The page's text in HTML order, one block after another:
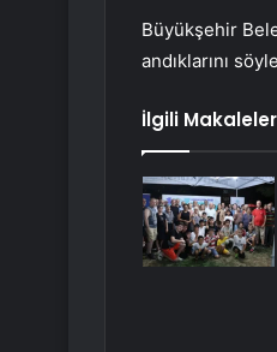
Büyükşehir
andıklarını
İlgili Makaleler